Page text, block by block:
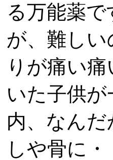
る万能薬
が、難し
りが痛い
いた子供
内、なん
しや骨に